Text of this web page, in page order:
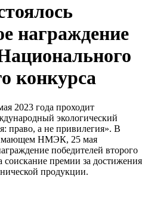
награждение
конкурса
2023 года проходит
экологический
право, а не привилегия». В
НМЭК, 25 мая
победителей второго
соискание премии за достижения
продукции.